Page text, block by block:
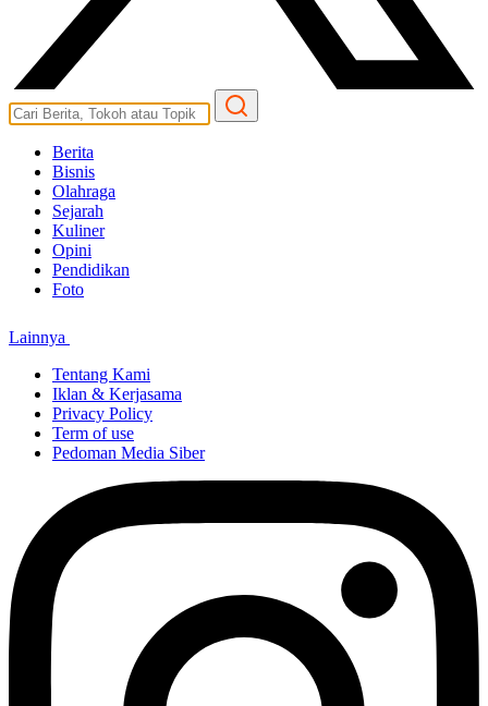
Berita
Bisnis
Olahraga
Sejarah
Kuliner
Opini
Pendidikan
Foto
Lainnya
Tentang Kami
Iklan & Kerjasama
Privacy Policy
Term of use
Pedoman Media Siber